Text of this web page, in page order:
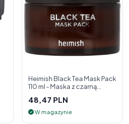
Heimish Black Tea Mask Pack
110 ml - Maska z czarną
48,47 PLN
W magazynie